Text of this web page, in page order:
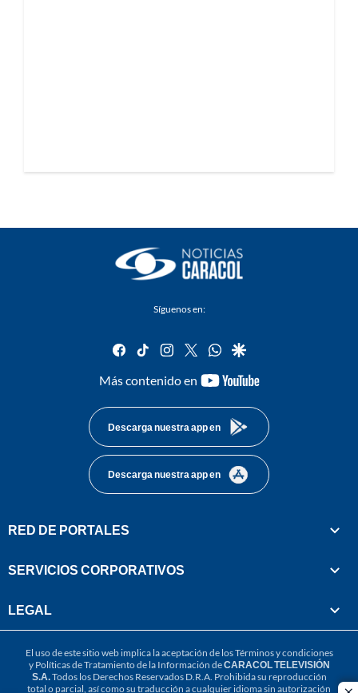
Síguenos en:
facebook
tiktok instagram
twitterwhatsapp
google
Más contenido en
youtube-
Descarga nuestra app en
Descarga nuestra app en
RED DE PORTALES
SERVICIOS CORPORATIVOS
LEGAL
El uso de este sitio web implica la aceptación de losTérminos y condiciones
y Políticas de Tratamiento de la Información deCARACOL TELEVISIÓN
S.A.Todos los Derechos Reservados D.R.A. Prohibida su reproducción
total o parcial, así como su traducción a cualquier idioma sin autorización